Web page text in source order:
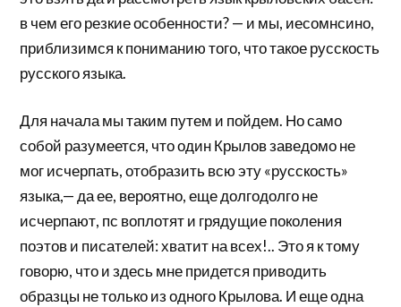
в чем его резкие особенности? — и мы, иесомнсино,
приблизимся к пониманию того, что такое русскость
русского языка.
Для начала мы таким путем и пойдем. Но само
собой разумеется, что один Крылов заведомо не
мог исчерпать, отобразить всю эту «русскость»
языка,— да ее, вероятно, еще долгодолго не
исчерпают, пс воплотят и грядущие поколения
поэтов и писателей: хватит на всех!.. Это я к тому
говорю, что и здесь мне придется приводить
образцы не только из одного Крылова. И еще одна